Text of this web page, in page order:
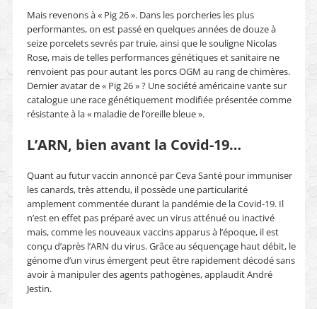
Mais revenons à « Pig 26 ». Dans les porcheries les plus
performantes, on est passé en quelques années de douze à
seize porcelets sevrés par truie, ainsi que le souligne Nicolas
Rose, mais de telles performances génétiques et sanitaire ne
renvoient pas pour autant les porcs OGM au rang de chimères.
Dernier avatar de « Pig 26 » ? Une société américaine vante sur
catalogue une race génétiquement modifiée présentée comme
résistante à la « maladie de l’oreille bleue ».
L’ARN, bien avant la Covid-19…
Quant au futur vaccin annoncé par Ceva Santé pour immuniser
les canards, très attendu, il possède une particularité
amplement commentée durant la pandémie de la Covid-19. Il
n’est en effet pas préparé avec un virus atténué ou inactivé
mais, comme les nouveaux vaccins apparus à l’époque, il est
conçu d’après l’ARN du virus. Grâce au séquençage haut débit, le
génome d’un virus émergent peut être rapidement décodé sans
avoir à manipuler des agents pathogènes, applaudit André
Jestin.